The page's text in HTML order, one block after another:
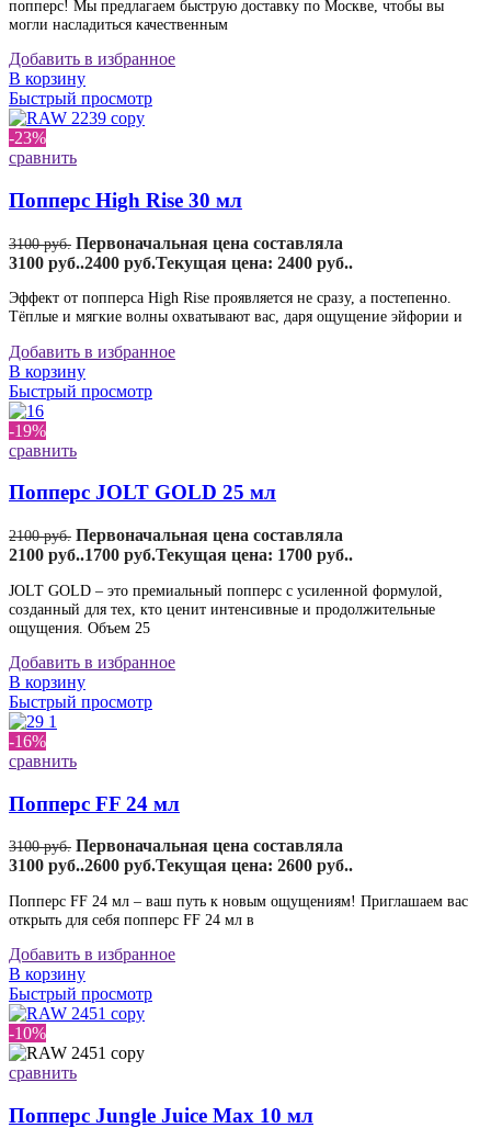
попперс! Мы предлагаем быструю доставку по Москве, чтобы вы
могли насладиться качественным
Добавить в избранное
В корзину
Быстрый просмотр
-23%
сравнить
Попперс High Rise 30 мл
3100руб. Первоначальная цена составляла
3100 руб..2400 руб.Текущая цена: 2400 руб..
Эффект от попперса High Rise проявляется не сразу, а постепенно.
Тёплые и мягкие волны охватывают вас, даря ощущение эйфории и
Добавить в избранное
В корзину
Быстрый просмотр
-19%
сравнить
Попперс JOLT GOLD 25 мл
2100руб. Первоначальная цена составляла
2100 руб..1700 руб.Текущая цена: 1700 руб..
JOLT GOLD – это премиальный попперс с усиленной формулой,
созданный для тех, кто ценит интенсивные и продолжительные
ощущения. Объем 25
Добавить в избранное
В корзину
Быстрый просмотр
-16%
сравнить
Попперс FF 24 мл
3100руб. Первоначальная цена составляла
3100 руб..2600 руб.Текущая цена: 2600 руб..
Попперс FF 24 мл – ваш путь к новым ощущениям! Приглашаем вас
открыть для себя попперс FF 24 мл в
Добавить в избранное
В корзину
Быстрый просмотр
-10%
сравнить
Попперс Jungle Juice Max 10 мл